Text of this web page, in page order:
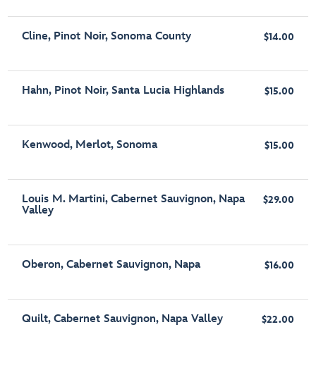
Cline, Pinot Noir, Sonoma County $14.00
Hahn, Pinot Noir, Santa Lucia Highlands $15.00
Kenwood, Merlot, Sonoma $15.00
Louis M. Martini, Cabernet Sauvignon, Napa
Valley
$29.00
Oberon, Cabernet Sauvignon, Napa $16.00
Quilt, Cabernet Sauvignon, Napa Valley $22.00